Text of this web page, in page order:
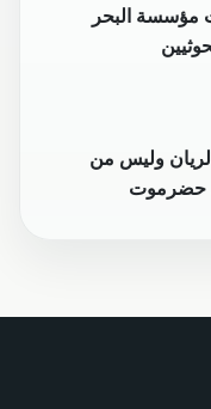
مؤسسة البحر
وليس من
حضرموت